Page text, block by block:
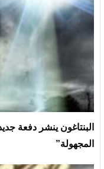
البنتاغون ينشر دفعة
المجهولة”